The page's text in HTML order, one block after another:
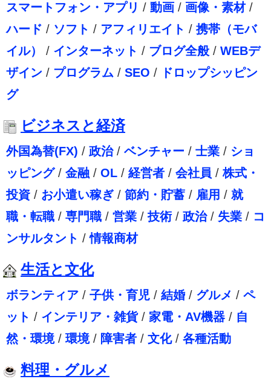
スマートフォン・アプリ / 動画 / 画像・素材/
ハード / ソフト / アフィリエイト / 携帯（モバ
イル）
/ インターネット / ブログ全般 / WEBデ
ザイン / プログラム / SEO /
ドロップシッピン
グ
ビジネスと経済
外国為替(FX) / 政治/ ベンチャー / 士業 / ショ
ッピング/ 金融 / OL / 経営者 / 会社員 /株式・
投資 / お小遣い稼ぎ / 節約・貯蓄 / 雇用 / 就
職・転職 / 専門職 / 営業 / 技術/ 政治/ 失業 / コ
ンサルタント /情報商材
生活と文化
ボランティア / 子供・育児 / 結婚/ グルメ / ペ
ット / インテリア・雑貨/ 家電・AV機器 / 自
然・環境/ 環境/ 障害者 / 文化/ 各種活動
料理・グルメ